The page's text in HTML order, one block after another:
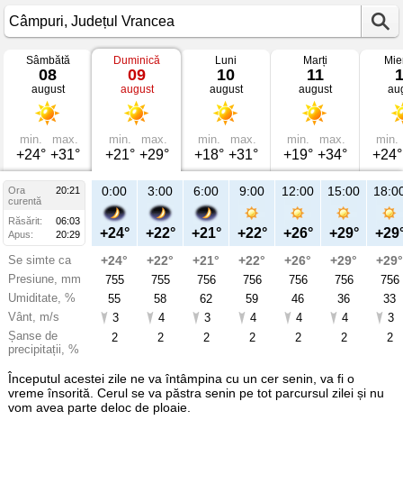
Vremea
Câmpuri
mâine
Județul
Vrancea
Sâmbătă
08
august
min.
+24°
max.
+31°
Duminică
09
august
min.
+21°
max.
+29°
Luni
10
august
min.
+18°
max.
+31°
Marți
11
august
min.
+19°
max.
+34°
min.
+24°
Ora
20:21
curentă
Răsărit:
06:03
Apus:
20:29
Se simte ca
Presiune, mm
Umiditate, %
Vânt, m/s
Șanse de
precipitații, %
23:00
+26°
+27°
756
59
3
4
Du
aug
0:00
+24°
+24°
755
55
3
2
3:00
+22°
+22°
755
58
4
2
6:00
+21°
+21°
756
62
3
2
9:00
+22°
+22°
756
59
4
2
12:00
+26°
+26°
756
46
4
2
15:00
+29°
+29°
756
36
4
2
+29°
756
33
3
2
Începutul acestei zile ne va întâmpina cu un cer senin, va fi o
vreme însorită. Cerul se va păstra senin pe tot parcursul zilei și nu
vom avea parte deloc de ploaie.